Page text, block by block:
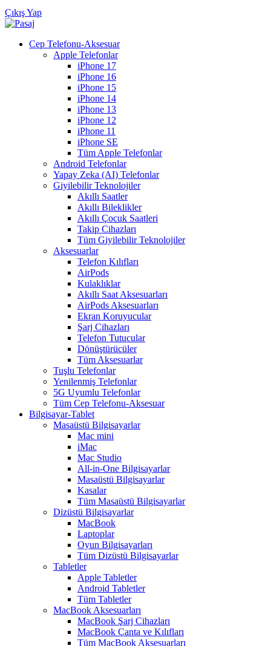
Çıkış Yap
Cep Telefonu-Aksesuar
Apple Telefonlar
iPhone 17
iPhone 16
iPhone 15
iPhone 14
iPhone 13
iPhone 12
iPhone 11
iPhone SE
Tüm Apple Telefonlar
Android Telefonlar
Yapay Zeka (AI) Telefonlar
Giyilebilir Teknolojiler
Akıllı Saatler
Akıllı Bileklikler
Akıllı Çocuk Saatleri
Takip Cihazları
Tüm Giyilebilir Teknolojiler
Aksesuarlar
Telefon Kılıfları
AirPods
Kulaklıklar
Akıllı Saat Aksesuarları
AirPods Aksesuarları
Ekran Koruyucular
Şarj Cihazları
Telefon Tutucular
Dönüştürücüler
Tüm Aksesuarlar
Tuşlu Telefonlar
Yenilenmiş Telefonlar
5G Uyumlu Telefonlar
Tüm Cep Telefonu-Aksesuar
Bilgisayar-Tablet
Masaüstü Bilgisayarlar
Mac mini
iMac
Mac Studio
All-in-One Bilgisayarlar
Masaüstü Bilgisayarlar
Kasalar
Tüm Masaüstü Bilgisayarlar
Dizüstü Bilgisayarlar
MacBook
Laptoplar
Oyun Bilgisayarları
Tüm Dizüstü Bilgisayarlar
Tabletler
Apple Tabletler
Android Tabletler
Tüm Tabletler
MacBook Aksesuarları
MacBook Şarj Cihazları
MacBook Çanta ve Kılıfları
Tüm MacBook Aksesuarları